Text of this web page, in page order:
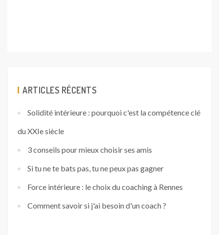
ARTICLES RÉCENTS
Solidité intérieure : pourquoi c'est la compétence clé
du XXIe siècle
3 conseils pour mieux choisir ses amis
Si tu ne te bats pas, tu ne peux pas gagner
Force intérieure : le choix du coaching à Rennes
Comment savoir si j'ai besoin d'un coach ?